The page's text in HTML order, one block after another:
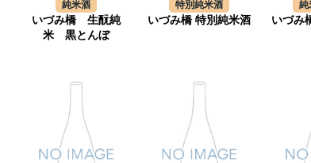
純米酒
いづみ橋 生酛純
米 黒とんぼ
特別純米酒
いづみ橋 特別純米酒
純
いづみ